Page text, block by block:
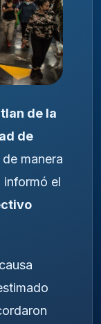
de la
de
manera
informó el